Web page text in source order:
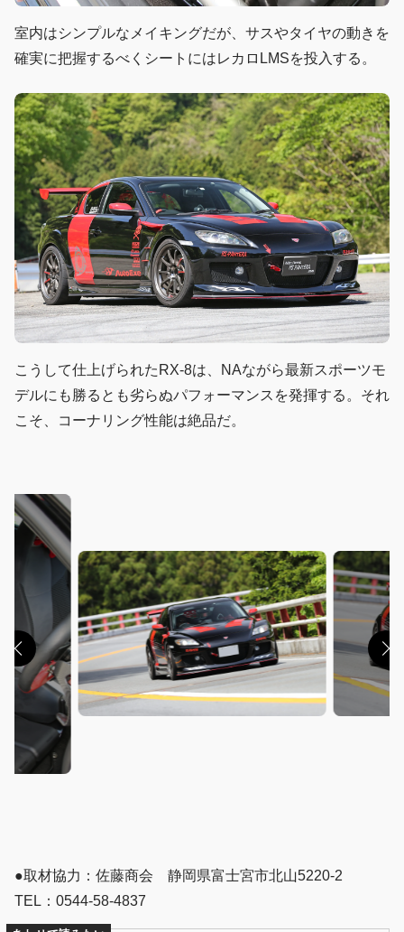
室内はシンプルなメイキングだが、サスやタイヤの動きを
確実に把握するべくシートにはレカロLMSを投入する。
こうして仕上げられたRX-8は、NAながら最新スポーツモ
デルにも勝るとも劣らぬパフォーマンスを発揮する。それ
こそ、コーナリング性能は絶品だ。
●取材協力：佐藤商会 静岡県富士宮市北山5220-2
TEL：0544-58-4837